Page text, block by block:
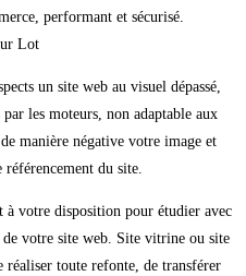
performant et sécurisé.
Lot
un site web au visuel dépassé,
les moteurs, non adaptable aux
manière négative votre image et
référencement du site.
à votre disposition pour étudier avec
votre site web. Site vitrine ou site
réaliser toute refonte, de transférer